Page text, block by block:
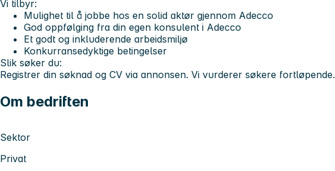
Vi tilbyr:
Mulighet til å jobbe hos en solid aktør gjennom Adecco
God oppfølging fra din egen konsulent i Adecco
Et godt og inkluderende arbeidsmiljø
Konkurransedyktige betingelser
Slik søker du:
Registrer din søknad og CV via annonsen. Vi vurderer søkere fortløpende.
Om bedriften
Sektor
Privat